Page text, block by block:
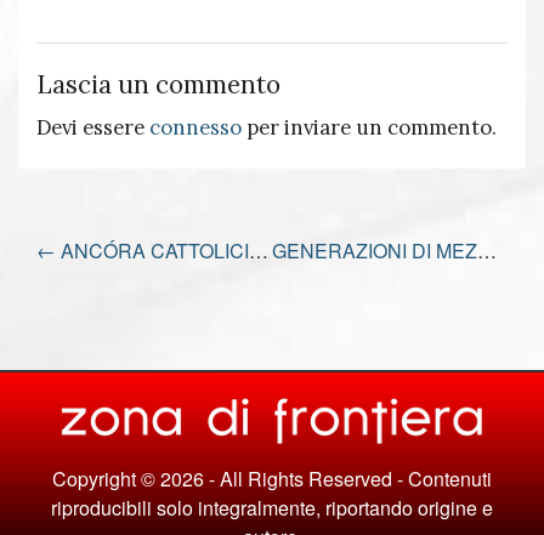
Lascia un commento
Devi essere connesso per inviare un commento.
← ANCÓRA CATTOLICISMO GENERAZIONI DI MEZZO
Copyright © 2026 - All Rights Reserved - Contenuti
riproducibili solo integralmente, riportando origine e